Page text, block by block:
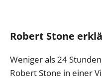
Robert Stone
Weniger als 24
Robert Stone in einer